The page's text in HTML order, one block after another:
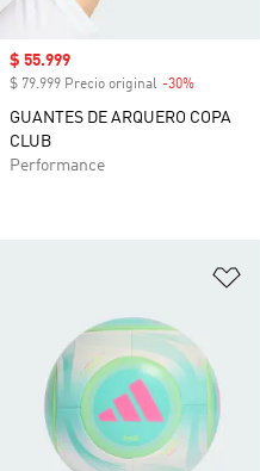
Precio de venta
$ 55.999
$ 79.999 Precio original -30%
GUANTES DE ARQUERO COPA
CLUB
Performance